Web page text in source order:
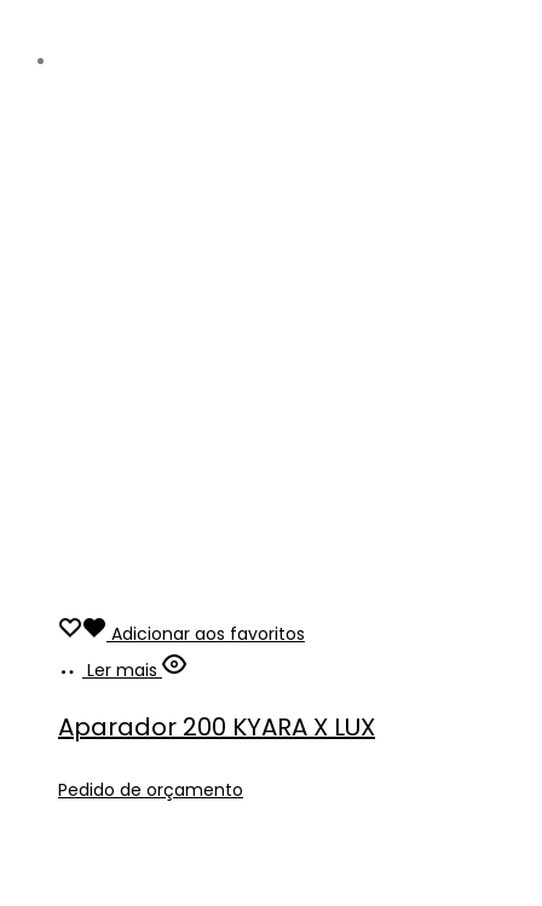
Adicionar aos favoritos
Ler mais
Aparador 200 KYARA X LUX
Pedido de orçamento